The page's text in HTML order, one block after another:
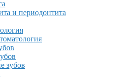
и периодонтита
зубов